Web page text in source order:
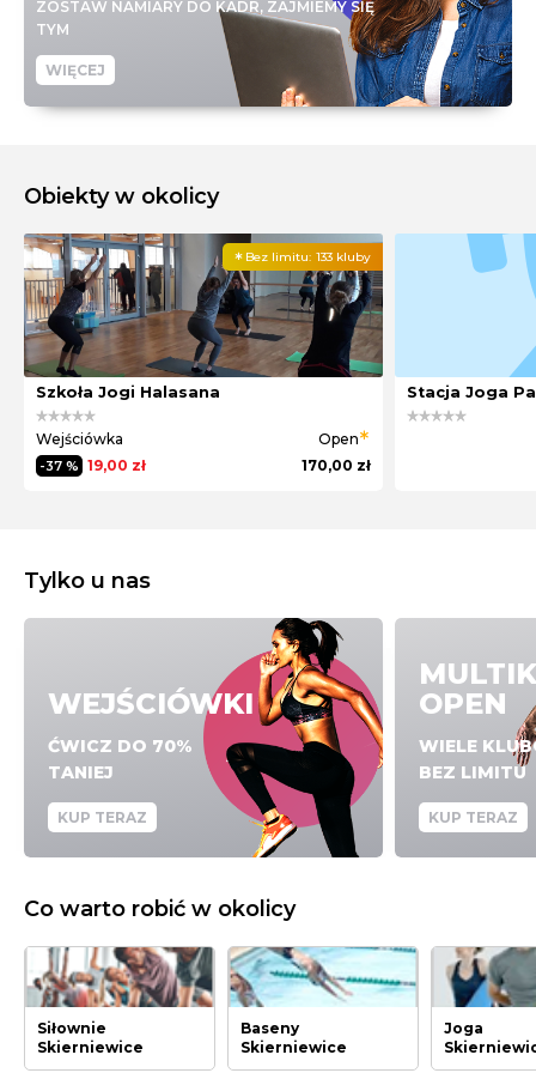
ZOSTAW NAMIARY DO KADR, ZAJMIEMY SIĘ
TYM
WIĘCEJ
Obiekty w okolicy
Bez limitu: 133 kluby
Szkoła Jogi Halasana
Wejściówka
-37 % 19,00 zł
Open
170,00 zł
Stacja Joga
Tylko u nas
WEJŚCIÓWKI
ĆWICZ DO 70%
TANIEJ
KUP TERAZ
OPEN
WIELE
BEZ LIMITU
KUP TERAZ
Co warto robić w okolicy
Siłownie
Skierniewice
Baseny
Skierniewice
Joga